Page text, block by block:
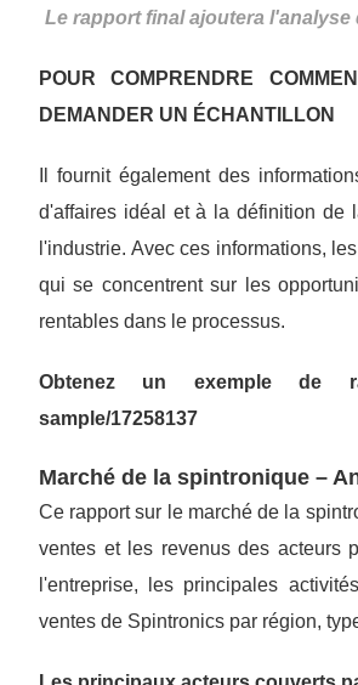
Le rapport final ajoutera l'analyse
POUR COMPRENDRE
DEMANDER UN ÉCHANTILLON
Il fournit également des
d'affaires idéal et à la définition de
l'industrie. Avec ces informations,
qui se concentrent sur les
rentables dans le processus.
Obtenez un exemple de
sample/17258137
Marché de la spintronique –
Ce rapport sur le marché de la
ventes et les revenus des acteurs
l'entreprise, les principales
ventes de Spintronics par région,